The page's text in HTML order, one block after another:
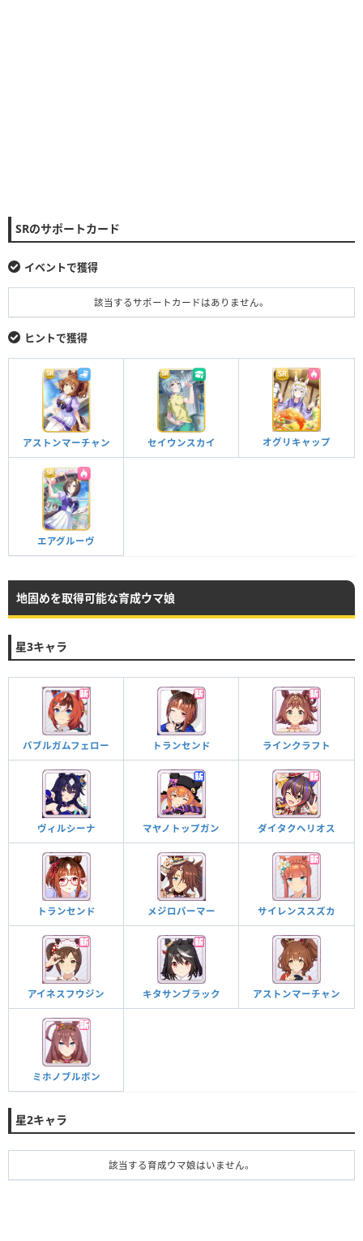
SRのサポートカード
イベントで獲得
該当するサポートカードはありません。
ヒントで獲得
アストンマーチャン セイウンスカイ オグリキャップ
エアグルーヴ
地固めを取得可能な育成ウマ娘
星3キャラ
バブルガムフェロー トランセンド ラインクラフト
ヴィルシーナ マヤノトップガン ダイタクヘリオス
トランセンド メジロパーマー サイレンススズカ
アイネスフウジン キタサンブラック アストンマーチャン
ミホノブルボン
星2キャラ
該当する育成ウマ娘はいません。